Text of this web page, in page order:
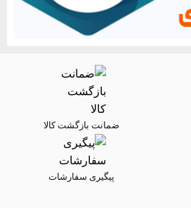
ضمانت بازگشت کالا
پیگیری سفارشات